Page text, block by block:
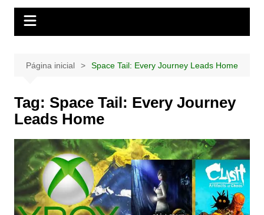
Página inicial Space Tail: Every Journey Leads Home
Tag: Space Tail: Every Journey
Leads Home